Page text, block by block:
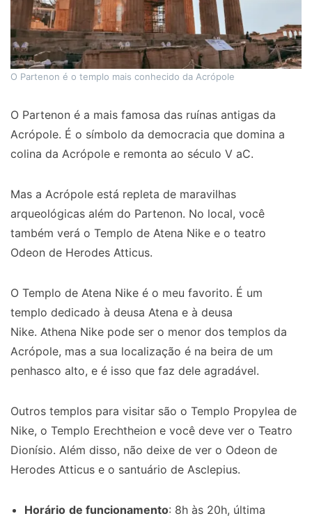
O Partenon é o templo mais conhecido da Acrópole
O Partenon é a mais famosa das ruínas antigas da
Acrópole. É o símbolo da democracia que domina a
colina da Acrópole e remonta ao século V aC.
Mas a Acrópole está repleta de maravilhas
arqueológicas além do Partenon. No local, você
também verá o Templo de Atena Nike e o teatro
Odeon de Herodes Atticus.
O Templo de Atena Nike é o meu favorito. É um
templo dedicado à deusa Atena e à deusa
Nike. Athena Nike pode ser o menor dos templos da
Acrópole, mas a sua localização é na beira de um
penhasco alto, e é isso que faz dele agradável.
Outros templos para visitar são o Templo Propylea de
Nike, o Templo Erechtheion e você deve ver o Teatro
Dionísio. Além disso, não deixe de ver o Odeon de
Herodes Atticus e o santuário de Asclepius.
Horário de funcionamento: 8h às 20h, última